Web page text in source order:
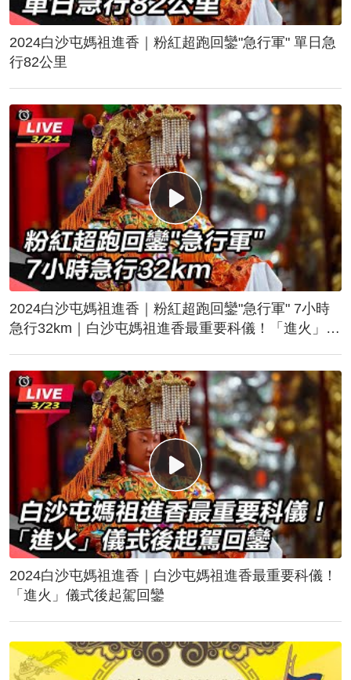
2024白沙屯媽祖進香｜粉紅超跑回鑾"急行軍" 單日急
行82公里
2024白沙屯媽祖進香｜粉紅超跑回鑾"急行軍" 7小時
急行32km｜白沙屯媽祖進香最重要科儀！「進火」儀
2024白沙屯媽祖進香｜白沙屯媽祖進香最重要科儀！
「進火」儀式後起駕回鑾